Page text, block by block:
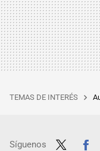
TEMAS DE INTERÉS
Síguenos